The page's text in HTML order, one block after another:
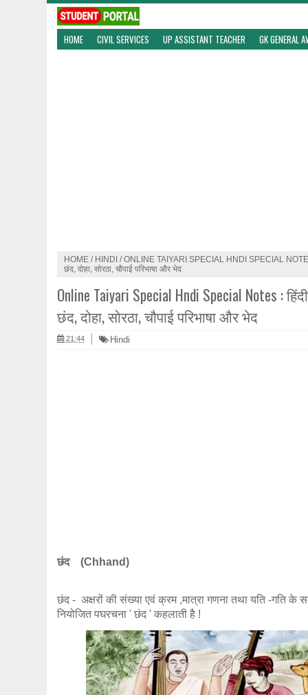
HOME CIVIL SERVICES UP ASSISTANT TEACHER GK GENERAL
HOME/ HINDI/ONLINE TAIYARI SPECIAL HNDI SPECIAL NOTES
छंद, दोहा, सोरठा, चौपाई परिभाषा और भेद
Online Taiyari Special Hndi Special Notes :
छंद, दोहा, सोरठा, चौपाई परिभाषा और भेद
21:44 Hindi
छंद (Chhand)
छंद - अक्षरों की संख्या एवं क्रम ,मात्रा गणना तथा यति -गति के
नियोजित पघरचना ' छंद ' कहलाती है !